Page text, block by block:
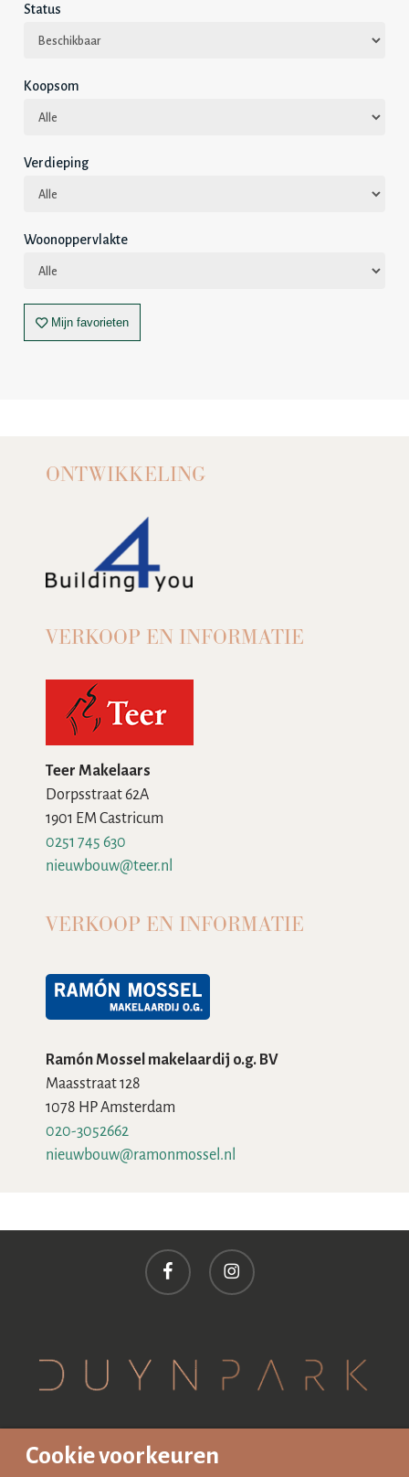
Status
Koopsom
Verdieping
Woonoppervlakte
Mijn favorieten
ONTWIKKELING
VERKOOP EN INFORMATIE
Teer Makelaars
Dorpsstraat 62A
1901 EM Castricum
0251 745 630
nieuwbouw@teer.nl
VERKOOP EN INFORMATIE
Ramón Mossel makelaardij o.g. BV
Maasstraat 128
1078 HP Amsterdam
020-3052662
nieuwbouw@ramonmossel.nl
facebook instagram
Sixtyseven Vastgoedcommunicatie
Cookie voorkeuren